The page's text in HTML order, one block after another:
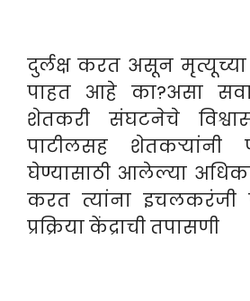
दुर्लक्ष करत असून मृत्यूच्या
पाहत आहे का?असा
शेतकरी संघटनेचे
पाटीलसह शेतकऱ्यांनी
घेण्यासाठी आलेल्या
करत त्यांना इचलकरंजी
प्रक्रिया केंद्राची तपासणी